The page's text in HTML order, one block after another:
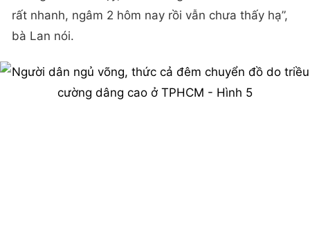
rất nhanh, ngâm 2 hôm nay rồi vẫn chưa thấy hạ”,
bà Lan nói.